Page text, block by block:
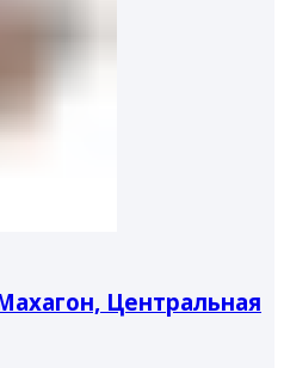
Центральная